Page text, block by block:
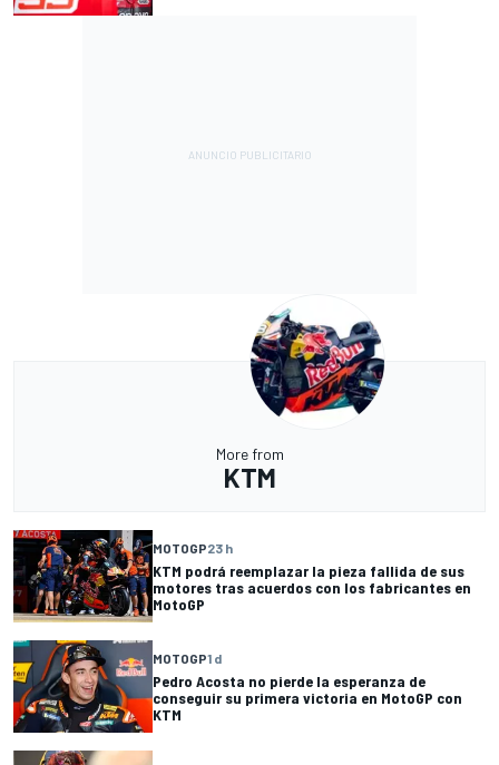
More from
KTM
MOTOGP23 h
KTM podrá reemplazar la pieza fallida de sus
motores tras acuerdos con los fabricantes en
MotoGP
MOTOGP1 d
Pedro Acosta no pierde la esperanza de
conseguir su primera victoria en MotoGP con
KTM